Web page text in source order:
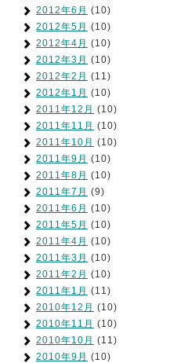
2012年6月 (10)
2012年5月 (10)
2012年4月 (10)
2012年3月 (10)
2012年2月 (11)
2012年1月 (10)
2011年12月 (10)
2011年11月 (10)
2011年10月 (10)
2011年9月 (10)
2011年8月 (10)
2011年7月 (9)
2011年6月 (10)
2011年5月 (10)
2011年4月 (10)
2011年3月 (10)
2011年2月 (10)
2011年1月 (11)
2010年12月 (10)
2010年11月 (10)
2010年10月 (11)
2010年9月 (10)